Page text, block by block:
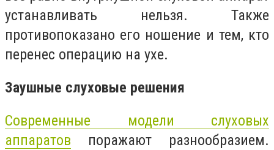
устанавливать нельзя. Также
противопоказано его ношение и тем, кто
перенес операцию на ухе.
Заушные слуховые решения
Современные модели слуховых
аппаратов поражают разнообразием.